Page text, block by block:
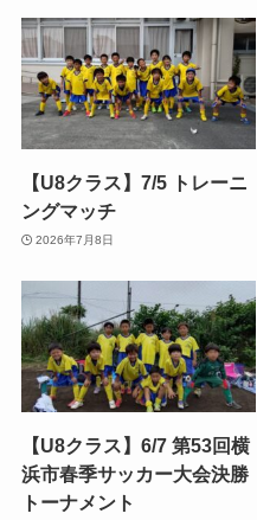
【U8クラス】7/5 トレーニ
ングマッチ
2026年7月8日
【U8クラス】6/7 第53回横
浜市春季サッカー大会決勝
トーナメント